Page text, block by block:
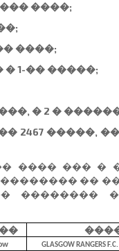
����;
����;
1-�� �����;
� 2 �
2467 �����,
���� ��� � �
��
��������
GLASGOW RANGERS